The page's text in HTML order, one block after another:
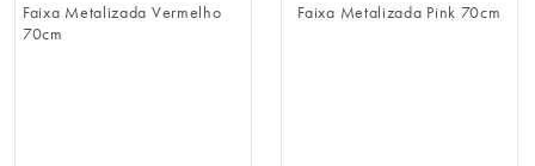
Faixa Metalizada Vermelho
70cm
Faixa Metalizada Pink 70cm